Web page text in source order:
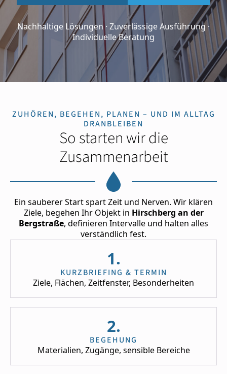
Nachhaltige Lösungen · Zuverlässige Ausführung ·
Individuelle Beratung
ZUHÖREN, BEGEHEN, PLANEN – UND IM ALLTAG
DRANBLEIBEN
So starten wir die
Zusammenarbeit
Ein sauberer Start spart Zeit und Nerven. Wir klären
Ziele, begehen Ihr Objekt in Hirschberg an der
Bergstraße, definieren Intervalle und halten alles
verständlich fest.
1.
KURZBRIEFING & TERMIN
Ziele, Flächen, Zeitfenster, Besonderheiten
2.
BEGEHUNG
Materialien, Zugänge, sensible Bereiche